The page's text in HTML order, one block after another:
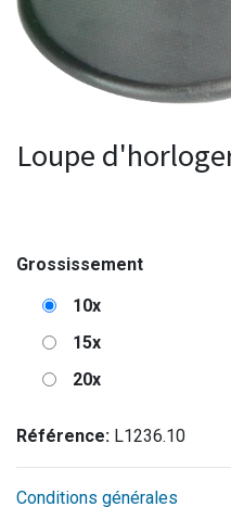
Loupe
Grossissement
10x
15x
20x
Référence: L1236.10
Conditions générales